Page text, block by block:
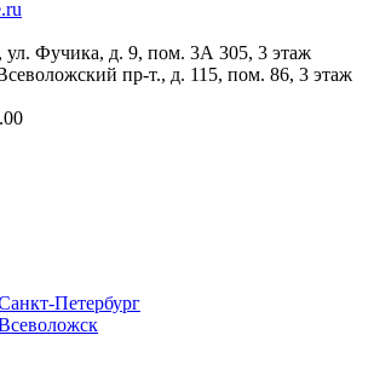
ул. Фучика, д. 9, пом. 3А 305, 3 этаж
пр-т., д. 115, пом. 86, 3 этаж
Петербург